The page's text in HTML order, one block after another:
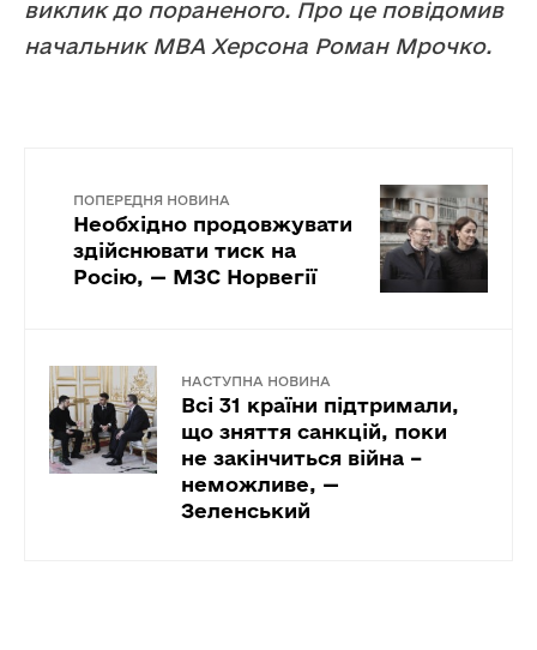
виклик до пораненого. Про це повідомив
начальник МВА Херсона Роман Мрочко.
ПОПЕРЕДНЯ НОВИНА
Необхідно продовжувати
здійснювати тиск на
Росію, — МЗС Норвегії
НАСТУПНА НОВИНА
Всі 31 країни підтримали,
що зняття санкцій, поки
не закінчиться війна –
неможливе, —
Зеленський